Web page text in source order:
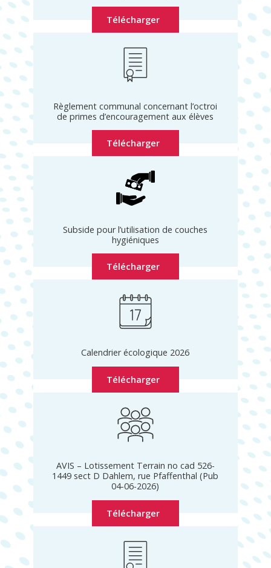
Télécharger
Règlement communal concernant l’octroi
de primes d’encouragement aux élèves
Télécharger
Subside pour l’utilisation de couches
hygiéniques
Télécharger
Calendrier écologique 2026
Télécharger
AVIS – Lotissement Terrain no cad 526-
1449 sect D Dahlem, rue Pfaffenthal (Pub
04-06-2026)
Télécharger